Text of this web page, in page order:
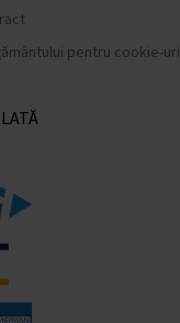
pentru cookie-uri